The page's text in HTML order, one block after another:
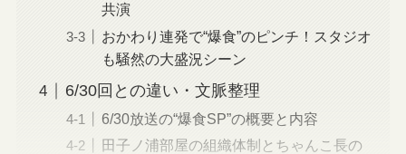
共演
おかわり連発で“爆食”のピンチ！スタジオ
も騒然の大盛況シーン
6/30回との違い・文脈整理
6/30放送の“爆食SP”の概要と内容
田子ノ浦部屋の組織体制とちゃんこ長の